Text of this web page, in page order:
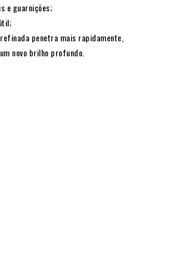
e guarnições;
penetra mais rapidamente,
novo brilho profundo.